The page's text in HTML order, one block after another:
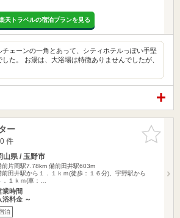
天トラベルの宿泊プランを見る
チェーンの一角とあって、シティホテルっぽい手堅
した。 お湯は、大浴場は特徴ありませんでしたが、
お気に入
りに追加
ー
件
山県 / 玉野市
前片岡駅7.78km 備前田井駅603m
前田井駅から１．１ｋｍ(徒歩：１６分)、宇野駅から
．１ｋｍ(車：…
業時間
浴料金 ～
泊